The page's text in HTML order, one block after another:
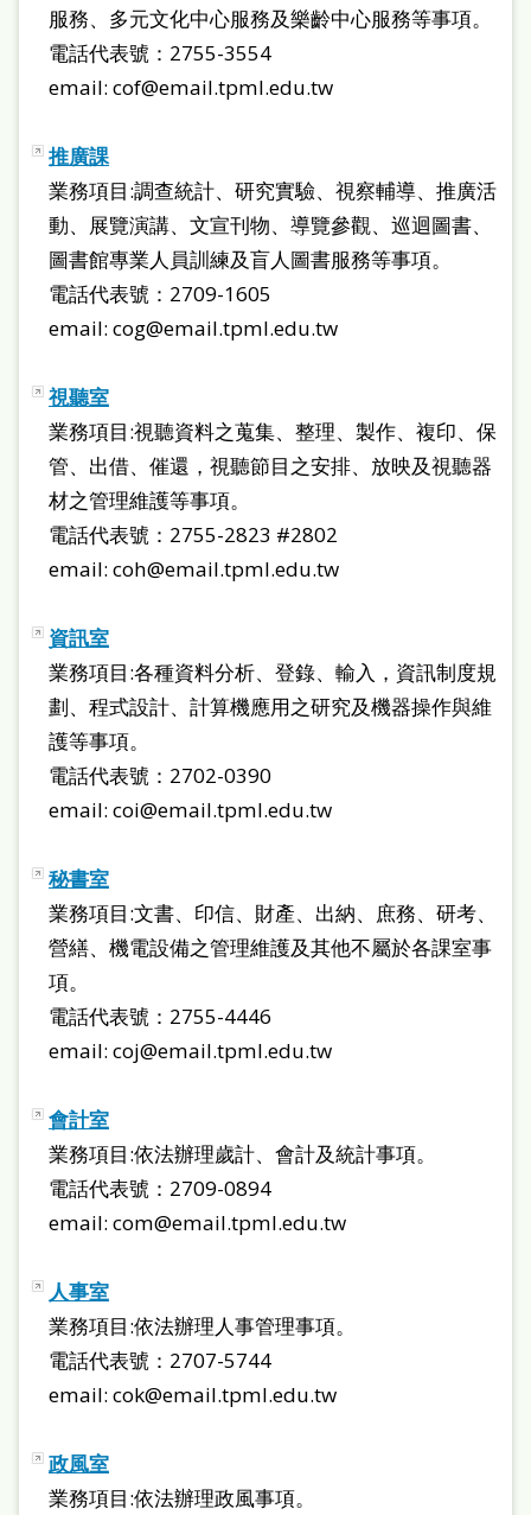
問
雙
語
台
通
情
統
日
本
語
權
及
網
站
全
策
府
站
資
放
宣
服務、多元文化中心服務及樂齡中心服務等事項。
電話代表號：2755-3554
email: cof@email.tpml.edu.tw
推廣課
業務項目:調查統計、研究實驗、視察輔導、推廣活
動、展覽演講、文宣刊物、導覽參觀、巡迴圖書、
圖書館專業人員訓練及盲人圖書服務等事項。
電話代表號：2709-1605
email: cog@email.tpml.edu.tw
視聽室
業務項目:視聽資料之蒐集、整理、製作、複印、保
管、出借、催還，視聽節目之安排、放映及視聽器
材之管理維護等事項。
電話代表號：2755-2823 #2802
email: coh@email.tpml.edu.tw
資訊室
業務項目:各種資料分析、登錄、輸入，資訊制度規
劃、程式設計、計算機應用之研究及機器操作與維
護等事項。
電話代表號：2702-0390
email: coi@email.tpml.edu.tw
秘書室
業務項目:文書、印信、財產、出納、庶務、研考、
營繕、機電設備之管理維護及其他不屬於各課室事
項。
電話代表號：2755-4446
email: coj@email.tpml.edu.tw
會計室
業務項目:依法辦理歲計、會計及統計事項。
電話代表號：2709-0894
email: com@email.tpml.edu.tw
人事室
業務項目:依法辦理人事管理事項。
電話代表號：2707-5744
email: cok@email.tpml.edu.tw
政風室
業務項目:依法辦理政風事項。